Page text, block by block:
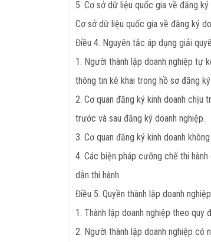
5. Cơ sở dữ liệu quốc gia về đăng
Cơ sở dữ liệu quốc gia về đăng ký
Điều 4. Nguyên tắc áp dụng giải
1. Người thành lập doanh nghiệp tự
thông tin kê khai trong hồ sơ đăng
2. Cơ quan đăng ký kinh doanh chịu
trước và sau đăng ký doanh nghiệp.
3. Cơ quan đăng ký kinh doanh
4. Các biện pháp cưỡng chế thi
dẫn thi hành.
Điều 5. Quyền thành lập doanh
1. Thành lập doanh nghiệp theo
2. Người thành lập doanh nghiệp có